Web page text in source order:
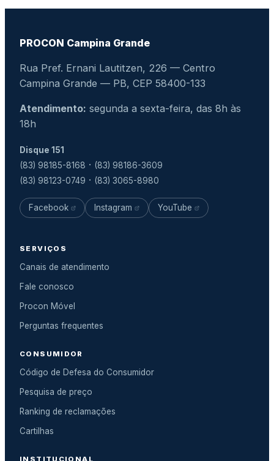
PROCON Campina Grande
Rua Pref. Ernani Lautitzen, 226 — Centro
Campina Grande — PB, CEP 58400-133
Atendimento: segunda a sexta-feira, das 8h às
18h
Disque 151
(83) 98185-8168 · (83) 98186-3609
(83) 98123-0749 · (83) 3065-8980
Facebook Instagram YouTube
SERVIÇOS
Canais de atendimento
Fale conosco
Procon Móvel
Perguntas frequentes
CONSUMIDOR
Código de Defesa do Consumidor
Pesquisa de preço
Ranking de reclamações
Cartilhas
INSTITUCIONAL